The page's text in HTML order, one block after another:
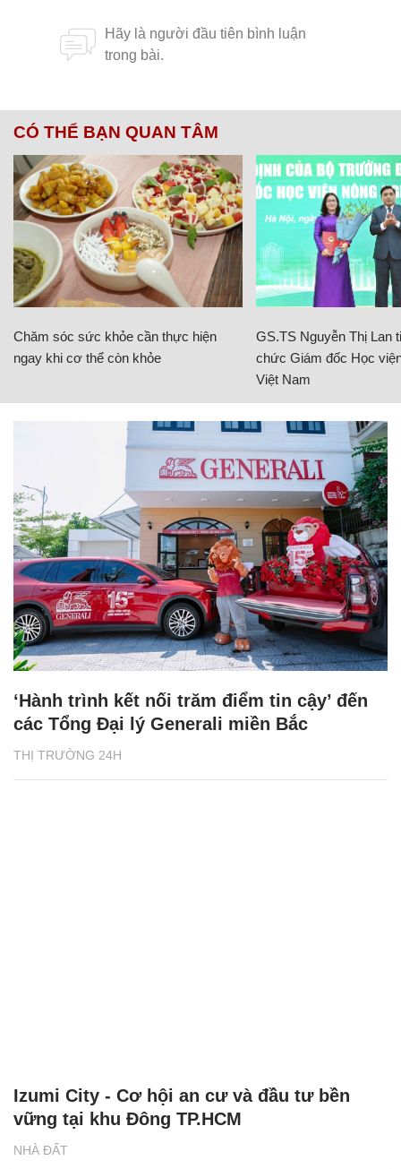
CÓ THỂ BẠN QUAN TÂM
Chăm sóc sức khỏe cần thực hiện
ngay khi cơ thể còn khỏe
GS.TS Nguyễn Thị Lan
chức Giám đốc Học
Việt Nam
THỊ TRƯỜNG 24H
‘Hành trình kết nối trăm điểm tin cậy’ đến
các Tổng Đại lý Generali miền Bắc
NHÀ ĐẤT
Izumi City - Cơ hội an cư và đầu tư bền
vững tại khu Đông TP.HCM